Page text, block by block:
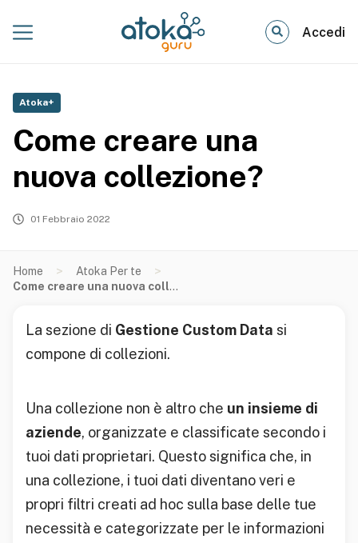
Accedi
Atoka+
Come creare una
nuova collezione?
01 Febbraio 2022
Home > Atoka Per te >
Come creare una nuova collezione?
La sezione di Gestione Custom Data si
compone di collezioni.
Una collezione non è altro che un insieme di
aziende, organizzate e classificate secondo i
tuoi dati proprietari. Questo significa che, in
una collezione, i tuoi dati diventano veri e
propri filtri creati ad hoc sulla base delle tue
necessità e categorizzate per le informazioni